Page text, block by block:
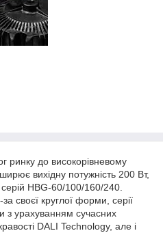
ринку до високорівневому
вихідну потужність 200 Вт,
HBG-60/100/160/240.
своєї круглої форми, серії
з урахуванням сучасних
DALI Technology, але і